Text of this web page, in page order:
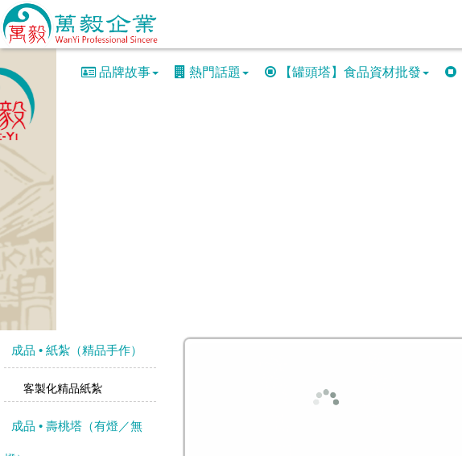
品牌故事 熱門話題 【罐頭塔】食品資材批發
成品 • 紙紮（精品手作）
客製化精品紙紮
成品 • 壽桃塔（有燈／無